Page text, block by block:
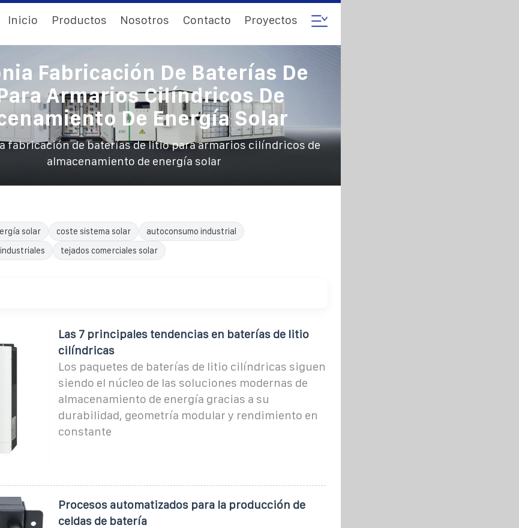
Inicio Productos Nosotros Contacto Proyectos
Fabricación De Baterías De
Armarios Cilíndricos De
De Energía Solar
fabricación de baterías de litio para armarios cilíndricos de
almacenamiento de energía solar
solar coste sistema solar
autoconsumo industrial
tejados comerciales solar
Las 7 principales tendencias en baterías de litio
cilíndricas
Los paquetes de baterías de litio cilíndricas siguen
siendo el núcleo de las soluciones modernas de
almacenamiento de energía gracias a su
durabilidad, geometría modular y rendimiento en
constante
Procesos automatizados para la producción de
celdas de batería